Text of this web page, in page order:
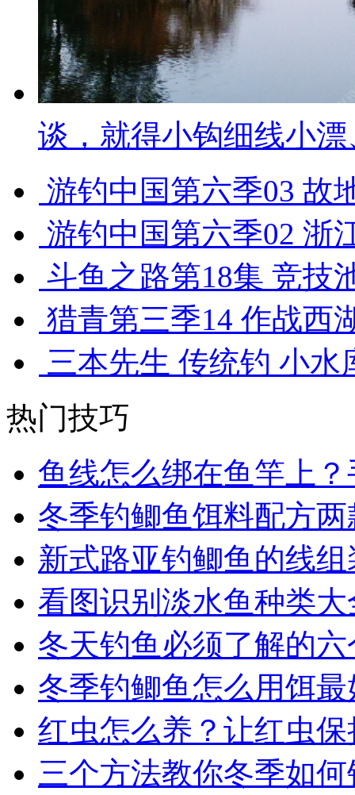
谈，就得小钩细线小
游钓中国第六季03 故
游钓中国第六季02 浙
斗鱼之路第18集 竞技
猎青第三季14 作战西
三本先生 传统钓 小水
热门技巧
鱼线怎么绑在鱼竿上
冬季钓鲫鱼饵料配方两
新式路亚钓鲫鱼的线
看图识别淡水鱼种类大
冬天钓鱼必须了解的
冬季钓鲫鱼怎么用饵最
红虫怎么养？让红虫
三个方法教你冬季如